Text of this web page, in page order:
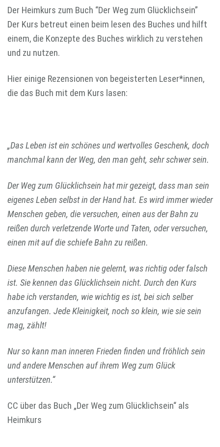
Der Heimkurs zum Buch “Der Weg zum Glücklichsein”
Der Kurs betreut einen beim lesen des Buches und hilft
einem, die Konzepte des Buches wirklich zu verstehen
und zu nutzen.
Hier einige Rezensionen von begeisterten Leser*innen,
die das Buch mit dem Kurs lasen:
„Das Leben ist ein schönes und wertvolles Geschenk, doch
manchmal kann der Weg, den man geht, sehr schwer sein.
Der Weg zum Glücklichsein hat mir gezeigt, dass man sein
eigenes Leben selbst in der Hand hat. Es wird immer wieder
Menschen geben, die versuchen, einen aus der Bahn zu
reißen durch verletzende Worte und Taten, oder versuchen,
einen mit auf die schiefe Bahn zu reißen.
Diese Menschen haben nie gelernt, was richtig oder falsch
ist. Sie kennen das Glücklichsein nicht. Durch den Kurs
habe ich verstanden, wie wichtig es ist, bei sich selber
anzufangen. Jede Kleinigkeit, noch so klein, wie sie sein
mag, zählt!
Nur so kann man inneren Frieden finden und fröhlich sein
und andere Menschen auf ihrem Weg zum Glück
unterstützen.“
CC über das Buch „Der Weg zum Glücklichsein“ als
Heimkurs